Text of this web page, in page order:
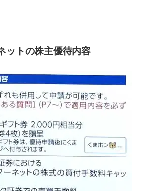
ットの株主優待内容